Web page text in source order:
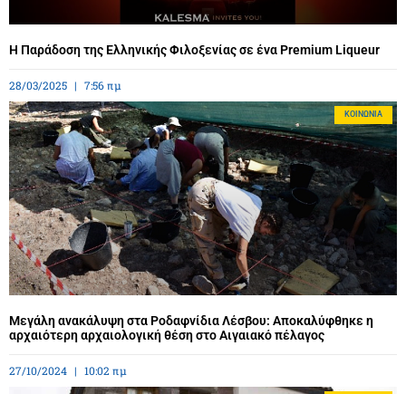
Η Παράδοση της Ελληνικής Φιλοξενίας σε ένα Premium Liqueur
28/03/2025 7:56 πμ
ΚΟΙΝΩΝΊΑ
Μεγάλη ανακάλυψη στα Ροδαφνίδια Λέσβου: Αποκαλύφθηκε η
αρχαιότερη αρχαιολογική θέση στο Αιγαιακό πέλαγος
27/10/2024 10:02 πμ